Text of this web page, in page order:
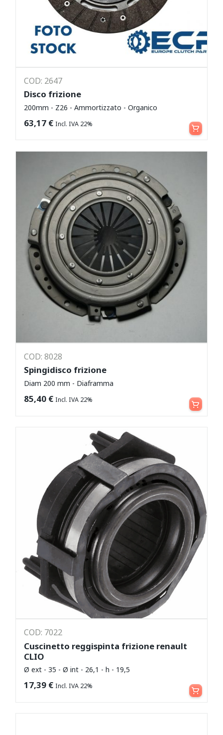
COD: 2647
Disco frizione
200mm - Z26 - Ammortizzato - Organico
63,17 € Incl. IVA 22% Leggi tutto
COD: 8028
Spingidisco frizione
Diam 200 mm - Diaframma
85,40 € Incl. IVA 22% Aggiungi al carrello
COD: 7022
Cuscinetto reggispinta frizione renault
CLIO
Ø ext - 35 - Ø int - 26,1 - h - 19,5
17,39 € Incl. IVA 22% Aggiungi al carrello